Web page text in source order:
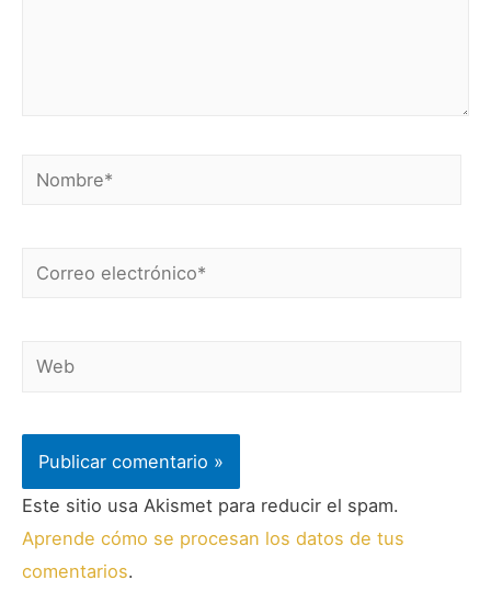
Este sitio usa Akismet para reducir el spam.
Aprende cómo se procesan los datos de tus
comentarios.